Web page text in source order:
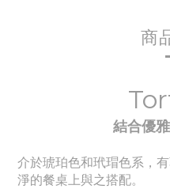
商
結合優
介於琥珀色和玳瑁色系，
淨的餐桌上與之搭配。